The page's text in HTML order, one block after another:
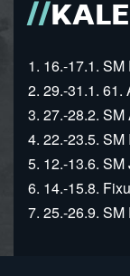
1. 16.-17.1. SM
2. 29.-31.1. 61.
3. 27.-28.2. SM
4. 22.-23.5. SM
5. 12.-13.6. SM
6. 14.-15.8.
7. 25.-26.9. SM